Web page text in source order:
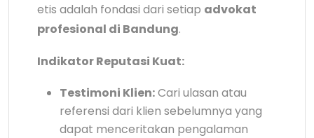
etis adalah fondasi dari setiap advokat
profesional di Bandung.
Indikator Reputasi Kuat:
Testimoni Klien:Cari ulasan atau
referensi dari klien sebelumnya yang
dapat menceritakan pengalaman